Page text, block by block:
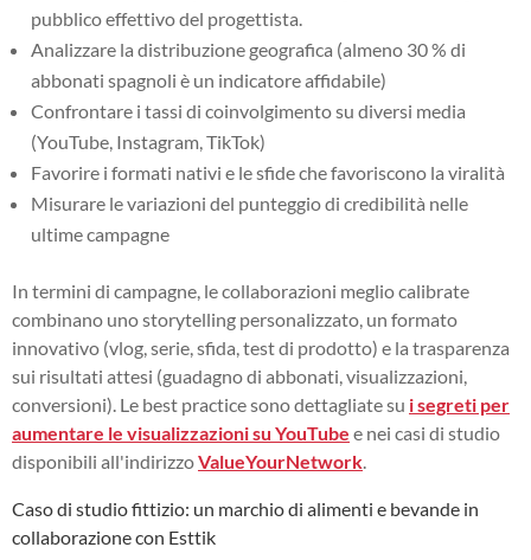
pubblico effettivo del progettista.
Analizzare la distribuzione geografica (almeno 30 % di
abbonati spagnoli è un indicatore affidabile)
Confrontare i tassi di coinvolgimento su diversi media
(YouTube, Instagram, TikTok)
Favorire i formati nativi e le sfide che favoriscono la viralità
Misurare le variazioni del punteggio di credibilità nelle
ultime campagne
In termini di campagne, le collaborazioni meglio calibrate
combinano uno storytelling personalizzato, un formato
innovativo (vlog, serie, sfida, test di prodotto) e la trasparenza
sui risultati attesi (guadagno di abbonati, visualizzazioni,
conversioni). Le best practice sono dettagliate su i segreti per
aumentare le visualizzazioni su YouTube e nei casi di studio
disponibili all'indirizzoValueYourNetwork
Caso di studio fittizio: un marchio di alimenti e bevande in
collaborazione con Esttik